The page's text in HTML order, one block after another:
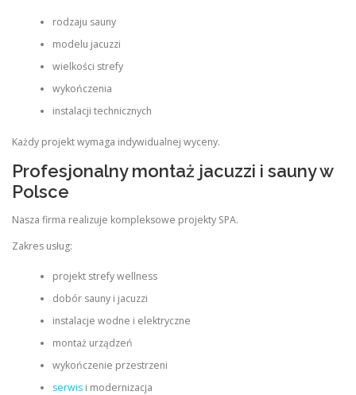
rodzaju sauny
modelu jacuzzi
wielkości strefy
wykończenia
instalacji technicznych
Każdy projekt wymaga indywidualnej wyceny.
Profesjonalny montaż jacuzzi i sauny w
Polsce
Nasza firma realizuje kompleksowe projekty SPA.
Zakres usług:
projekt strefy wellness
dobór sauny i jacuzzi
instalacje wodne i elektryczne
montaż urządzeń
wykończenie przestrzeni
serwisi modernizacja